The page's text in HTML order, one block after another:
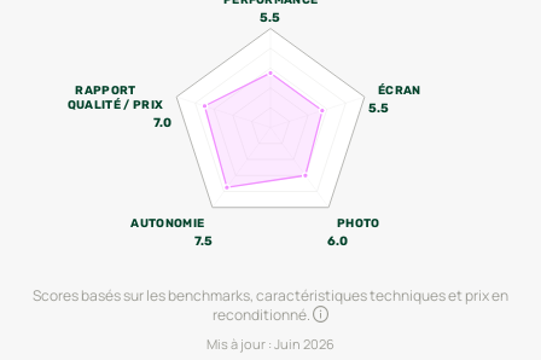
5.5
ÉCRAN
5.5
PHOTO
6.0
AUTONOMIE
7.5
RAPPORT
QUALITÉ / PRIX
7.0
Scores basés sur les benchmarks, caractéristiques techniques et prix en
reconditionné.
Mis à jour : Juin 2026